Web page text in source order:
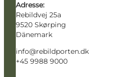
Adresse:
Rebildvej 25a
9520 Skørping
Dänemark
info@rebildporten.dk
+45 9988 9000